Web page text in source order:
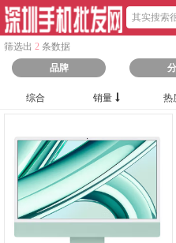
筛选出 2 条数据
品牌
综合 销量 热